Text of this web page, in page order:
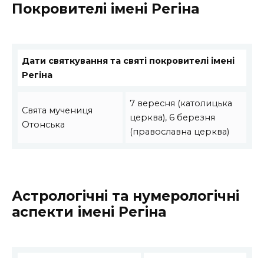
Покровителі імені Регіна
Дати святкування та святі покровителі імені
Регіна
Свята мучениця
Отонська
7 вересня (католицька
церква), 6 березня
(православна церква)
Астрологічні та нумерологічні
аспекти імені Регіна